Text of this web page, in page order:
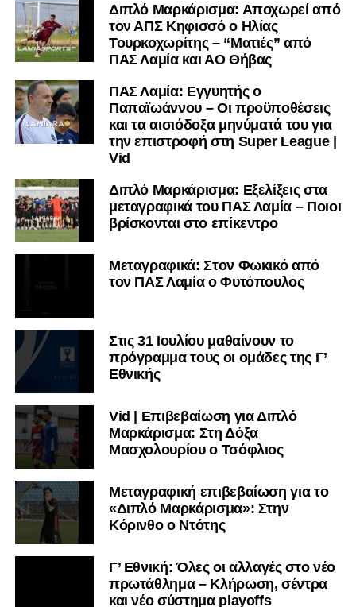
Διπλό Μαρκάρισμα: Αποχωρεί από
τον ΑΠΣ Κηφισσό ο Ηλίας
Τουρκοχωρίτης – “Ματιές” από
ΠΑΣ Λαμία και ΑΟ Θήβας
ΠΑΣ Λαμία: Εγγυητής ο
Παπαϊωάννου – Οι προϋποθέσεις
και τα αισιόδοξα μηνύματά του για
την επιστροφή στη Super League |
Vid
Διπλό Μαρκάρισμα: Εξελίξεις στα
μεταγραφικά του ΠΑΣ Λαμία – Ποιοι
βρίσκονται στο επίκεντρο
Μεταγραφικά: Στον Φωκικό από
τον ΠΑΣ Λαμία ο Φυτόπουλος
Στις 31 Ιουλίου μαθαίνουν το
πρόγραμμα τους οι ομάδες της Γ’
Εθνικής
Vid | Επιβεβαίωση για Διπλό
Μαρκάρισμα: Στη Δόξα
Μασχολουρίου ο Τσόφλιος
Μεταγραφική επιβεβαίωση για το
«Διπλό Μαρκάρισμα»: Στην
Κόρινθο ο Ντότης
Γ’ Εθνική: Όλες οι αλλαγές στο νέο
πρωτάθλημα – Κλήρωση, σέντρα
και νέο σύστημα playoffs